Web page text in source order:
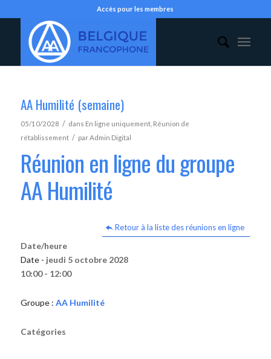
Accès pour les membres
AA Humilité (semaine)
05/10/2028 / dans En ligne uniquement, Réunion de
rétablissement / parAdmin Digital
Réunion en ligne du groupe
AA Humilité
Retour à la liste des réunions en ligne
Date/heure
Date - jeudi 5 octobre 2028
10:00 - 12:00
Groupe : AA Humilité
Catégories